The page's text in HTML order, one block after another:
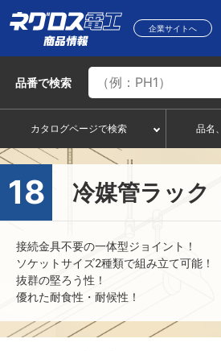
企業サイトへ
品番で検索
カタログページで検索 品名
18 冷媒管ラック
接続金具不要の一体型ジョイント！
ソケットサイズ2種類で組み立て可能！
抜群の堅ろう性！
優れた耐食性・耐候性！